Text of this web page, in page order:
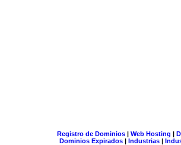
Registro de Dominios| Web Hosting |
Dominios Expirados | Industrias |